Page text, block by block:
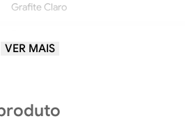
Grafite Claro
VER MAIS